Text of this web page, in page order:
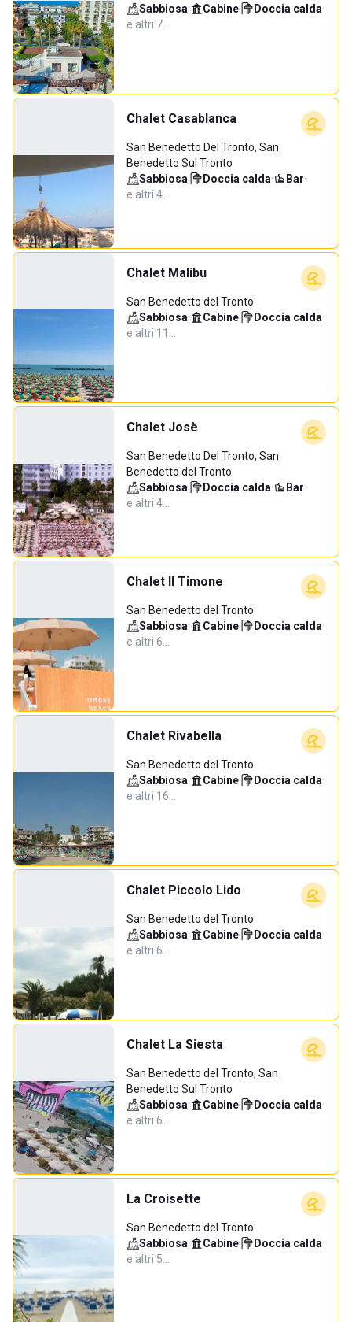
Sabbiosa· Cabine· Doccia calda·
e altri 7…
Chalet Casablanca
San Benedetto Del Tronto, San
Benedetto Sul Tronto
Sabbiosa· Doccia calda· Bar·
e altri 4…
Chalet Malibu
San Benedetto del Tronto
Sabbiosa· Cabine· Doccia calda·
e altri 11…
Chalet Josè
San Benedetto Del Tronto, San
Benedetto del Tronto
Sabbiosa· Doccia calda· Bar·
e altri 4…
Chalet Il Timone
San Benedetto del Tronto
Sabbiosa· Cabine· Doccia calda·
e altri 6…
Chalet Rivabella
San Benedetto del Tronto
Sabbiosa· Cabine· Doccia calda·
e altri 16…
Chalet Piccolo Lido
San Benedetto del Tronto
Sabbiosa· Cabine· Doccia calda·
e altri 6…
Chalet La Siesta
San Benedetto del Tronto, San
Benedetto Sul Tronto
Sabbiosa· Cabine· Doccia calda·
e altri 6…
La Croisette
San Benedetto del Tronto
Sabbiosa· Cabine· Doccia calda·
e altri 5…